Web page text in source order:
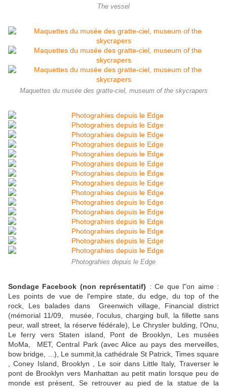
The vessel
Maquettes du musée des gratte-ciel, museum of the skycrapers
Photograhies depuis le Edge
Sondage Facebook (non représentatif) : Ce que l"on aime :
Les points de vue de l'empire state, du edge, du top of the
rock, Les balades dans Greenwich village, Financial district
(mémorial 11/09, musée, l'oculus, charging bull, la fillette sans
peur, wall street, la réserve fédérale), Le Chrysler bulding, l'Onu,
Le ferry vers Staten island, Pont de Brooklyn, Les musées
MoMa, MET, Central Park (avec Alice au pays des merveilles,
bow bridge, ...), Le summit,la cathédrale St Patrick, Times square
, Coney Island, Brooklyn , Le soir dans Little Italy, Traverser le
pont de Brooklyn vers Manhattan au petit matin lorsque peu de
monde est présent, Se retrouver au pied de la statue de la